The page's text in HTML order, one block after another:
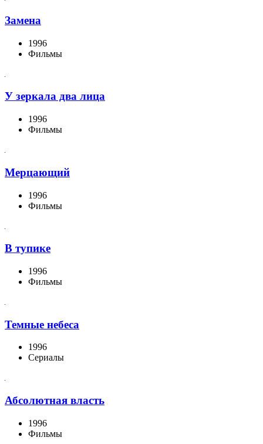
Замена
1996
Фильмы
У зеркала два лица
1996
Фильмы
Мерцающий
1996
Фильмы
В тупике
1996
Фильмы
Темные небеса
1996
Сериалы
Абсолютная власть
1996
Фильмы